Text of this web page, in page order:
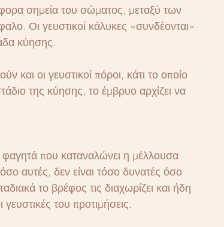
σημεία του σώματος, μεταξύ των
Οι γευστικοί κάλυκες «συνδέονται»
κύησης.
και οι γευστικοί πόροι, κάτι το οποίο
της κύησης, το έμβρυο αρχίζει να
που καταναλώνει η μέλλουσα
αυτές, δεν είναι τόσο δυνατές όσο
το βρέφος τις διαχωρίζει και ήδη
του προτιμήσεις.